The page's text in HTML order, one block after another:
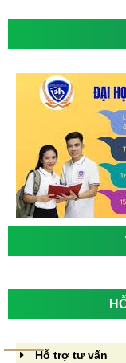
Hỗ trợ tư vấn